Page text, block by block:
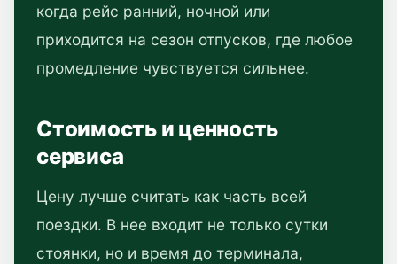
когда рейс ранний, ночной или
приходится на сезон отпусков, где любое
промедление чувствуется сильнее.
Стоимость и ценность
сервиса
Цену лучше считать как часть всей
поездки. В нее входит не только сутки
стоянки, но и время до терминала,